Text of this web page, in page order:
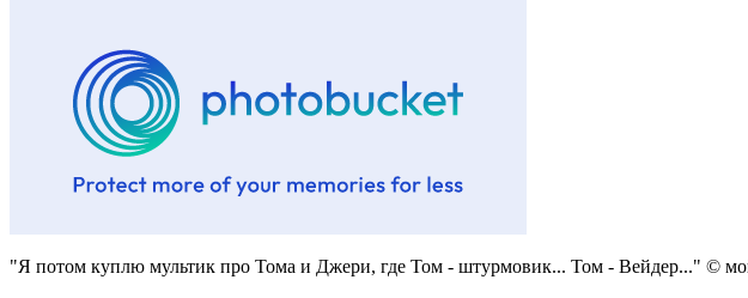
"Я потом куплю мультик про Тома и Джери, где Том - штурмовик... Том - Вейдер..." ©